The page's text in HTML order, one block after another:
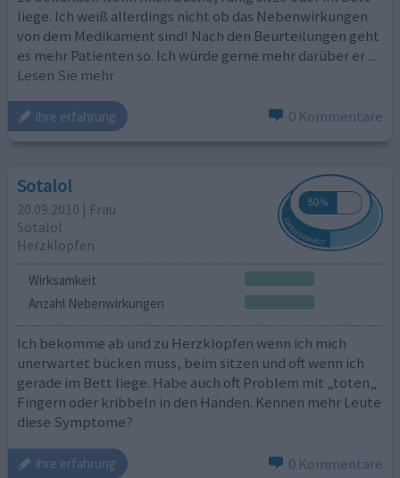
liege. Ich weiß allerdings nicht ob das Nebenwirkungen
von dem Medikament sind! Nach den Beurteilungen geht
es mehr Patienten so. Ich würde gerne mehr darüber er...
Lesen Sie mehr
ihre erfahrung 0 Kommentare
Sotalol
20.09.2010 | Frau
Sotalol
Herzklopfen
Wirksamkeit
Anzahl Nebenwirkungen
Ich bekomme ab und zu Herzklopfen wenn ich mich
unerwartet bücken muss, beim sitzen und oft wenn ich
gerade im Bett liege. Habe auch oft Problem mit „toten„
Fingern oder kribbeln in den Händen. Kennen mehr Leute
diese Symptome?
ihre erfahrung 0 Kommentare